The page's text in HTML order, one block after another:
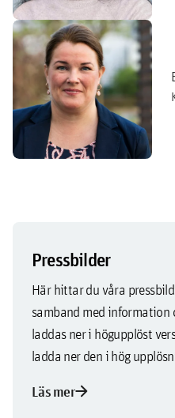
Pressbilder
Här hittar du våra
samband med information
laddas ner i högupplöst
ladda ner den i hög
Läs merarrow_forward